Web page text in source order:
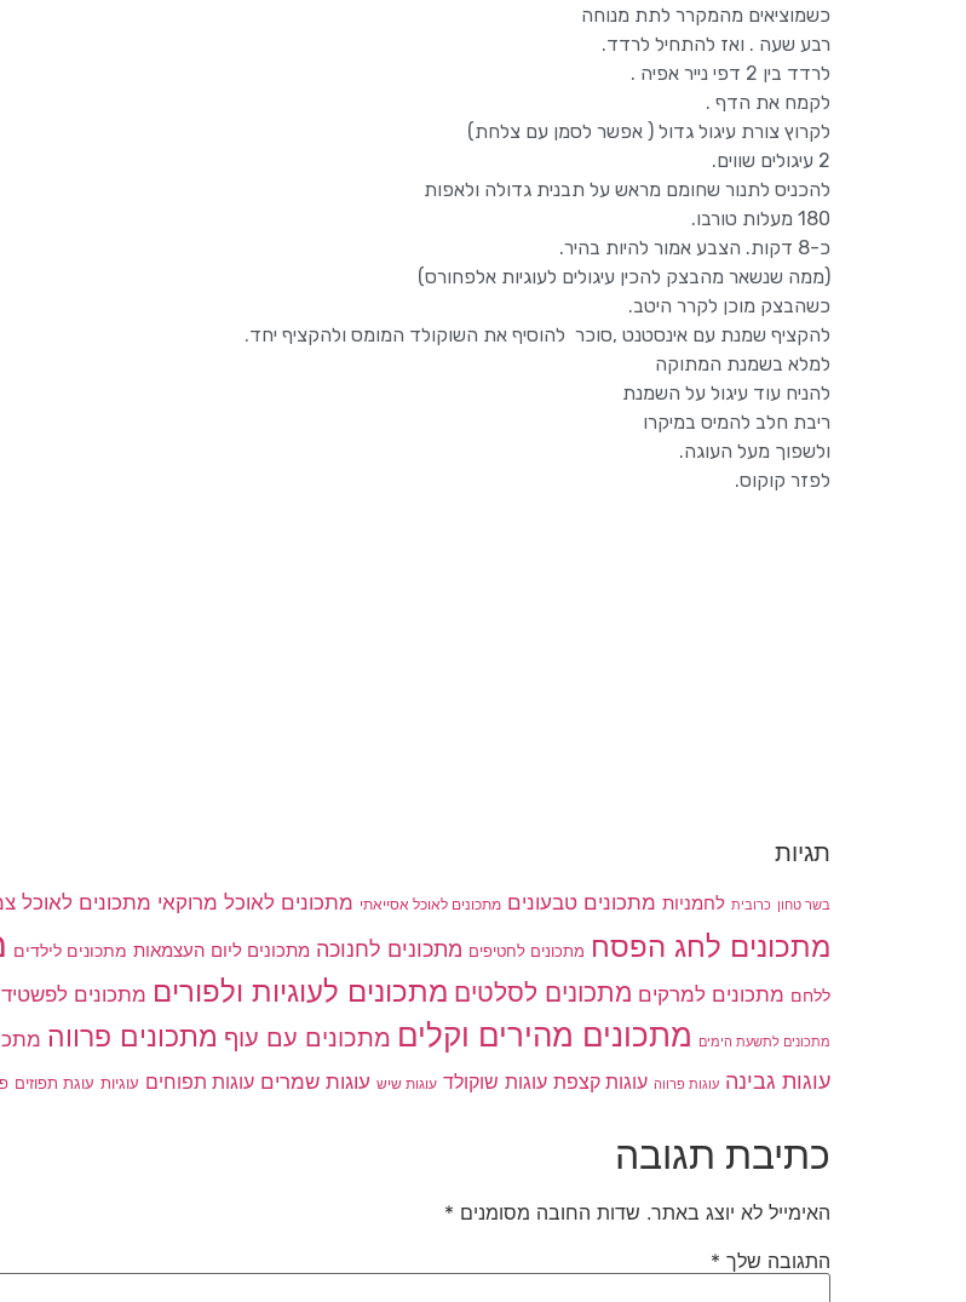
כשמוציאים מהמקרר לתת מנוחה
רבע שעה . ואז להתחיל לרדד.
לרדד בין 2 דפי נייר אפיה .
לקמח את הדף .
לקרוץ צורת עיגול גדול ( אפשר לסמן עם צלחת)
2 עיגולים שווים.
להכניס לתנור שחומם מראש על תבנית גדולה ולאפות
180 מעלות טורבו.
כ-8 דקות. הצבע אמור להיות בהיר.
(ממה שנשאר מהבצק להכין עיגולים לעוגיות אלפחורס)
כשהבצק מוכן לקרר היטב.
להקציף שמנת עם אינסטנט ,סוכר להוסיף את השוקולד המומס ולהקציף יחד.
למלא בשמנת המתוקה
להניח עוד עיגול על השמנת
ריבת חלב להמיס במיקרו
ולשפוך מעל העוגה.
לפזר קוקוס.
תגיות
בשר טחון כרובית לחמניות מתכונים טבעונים מתכונים לאוכל אסייאתי מתכונים לאוכל מרוקאי מתכונים לאוכל
מתכונים לחג הפסח מתכונים לחטיפים מתכונים לחנוכה מתכונים ליום העצמאות מתכונים לילדים
ללחם מתכונים למרקים מתכונים לסלטים מתכונים לעוגיות ולפורים מתכונים
מתכונים לתשעת הימים מתכונים מהירים וקלים מתכונים עם עוף מתכונים פרווה
עוגות גבינה עוגות פרווה עוגות קצפת עוגות שוקולד עוגות שיש עוגות שמרים עוגות תפוחים עוגיות עוגת תפוזים
כתיבת תגובה
האימייל לא יוצג באתר. שדות החובה מסומנים *
התגובה שלך *